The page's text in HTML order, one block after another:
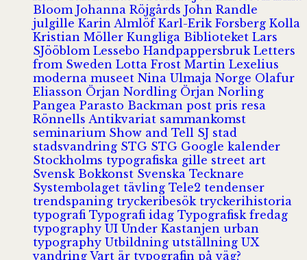
Bloom Johanna Röjgårds John Randle
julgille Karin Almlöf Karl-Erik Forsberg Kolla
Kristian Möller Kungliga Biblioteket Lars
SJööblom Lessebo Handpappersbruk Letters
from Sweden Lotta Frost Martin Lexelius
moderna museet Nina Ulmaja Norge Olafur
Eliasson Örjan Nordling Örjan Norling
Pangea Parasto Backman post pris resa
Rönnells Antikvariat sammankomst
seminarium Show and Tell SJ stad
stadsvandring STG STG Google kalender
Stockholms typografiska gille street art
Svensk Bokkonst Svenska Tecknare
Systembolaget tävling Tele2 tendenser
trendspaning tryckeribesök tryckerihistoria
typografi Typografi idag Typografisk fredag
typography UI Under Kastanjen urban
typography Utbildning utställning UX
vandring Vart är typografin på väg?